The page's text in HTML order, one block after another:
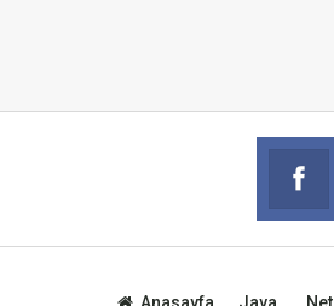
Anasayfa Java .Net